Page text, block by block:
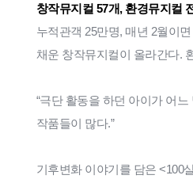
창작뮤지컬 57개, 환경뮤지컬
누적관객 25만명, 매년 2월이
채운 창작뮤지컬이 올라간다.
“극단 활동을 하던 아이가 어
작품들이 많다.”
기후변화 이야기를 담은 <100